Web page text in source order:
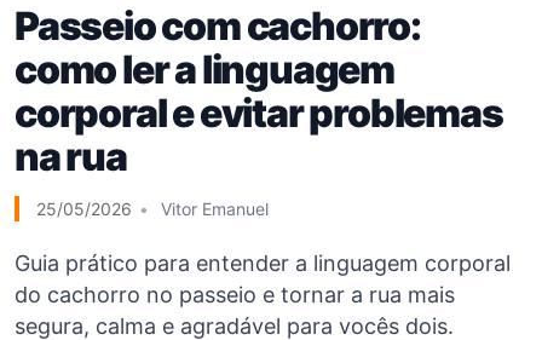
Passeio com cachorro:
como ler a linguagem
corporal e evitar problemas
na rua
25/05/2026 Vitor Emanuel
Guia prático para entender a linguagem corporal
do cachorro no passeio e tornar a rua mais
segura, calma e agradável para vocês dois.